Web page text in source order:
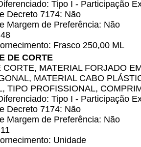
Tipo I - Participação
Decreto 7174: Não
Margem de Preferência: Não
Frasco 250,00 ML
DE CORTE
CORTE, MATERIAL FORJADO
MATERIAL CABO
TIPO PROFISSIONAL,
Tipo I - Participação
Decreto 7174: Não
Margem de Preferência: Não
Unidade